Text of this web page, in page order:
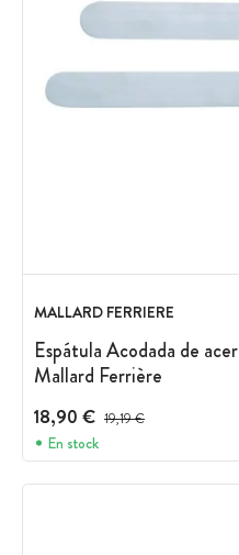
MALLARD FERRIERE
Espátula Acodada de
Mallard Ferrière
18,90 € Precio antes del descuento
19,19 €
En stock